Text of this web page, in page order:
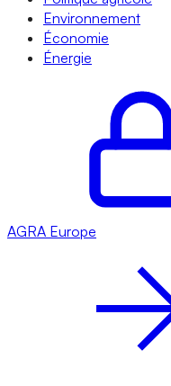
Environnement
Économie
Énergie
AGRA Europe